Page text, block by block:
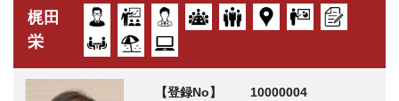
梶田
栄
【登録No】
10000004